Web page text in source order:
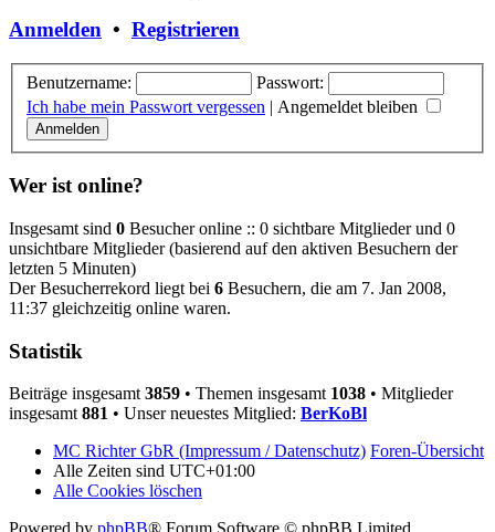
Anmelden • Registrieren
Benutzername:
Passwort:
Ich habe mein Passwort vergessen | Angemeldet bleiben
Wer ist online?
Insgesamt sind 0 Besucher online :: 0 sichtbare Mitglieder und 0
unsichtbare Mitglieder (basierend auf den aktiven Besuchern der
letzten 5 Minuten)
Der Besucherrekord liegt bei 6 Besuchern, die am 7. Jan 2008,
11:37 gleichzeitig online waren.
Statistik
Beiträge insgesamt 3859 • Themen insgesamt 1038 • Mitglieder
insgesamt 881 • Unser neuestes Mitglied: BerKoBl
MC Richter GbR (Impressum / Datenschutz) Foren-Übersicht
Alle Zeiten sind UTC+01:00
Alle Cookies löschen